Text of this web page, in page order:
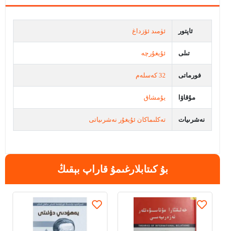
ئاپتور ئۈمىد ئۆزداغ
تىلى ئۇيغۇرچە
فورماتى 32 كەسلەم
مۇقاۋا يۇمشاق
نەشرىيات تەكلىماكان ئۇيغۇر نەشرىياتى
بۇ كىتابلارغىمۇ قاراپ بېقىڭ